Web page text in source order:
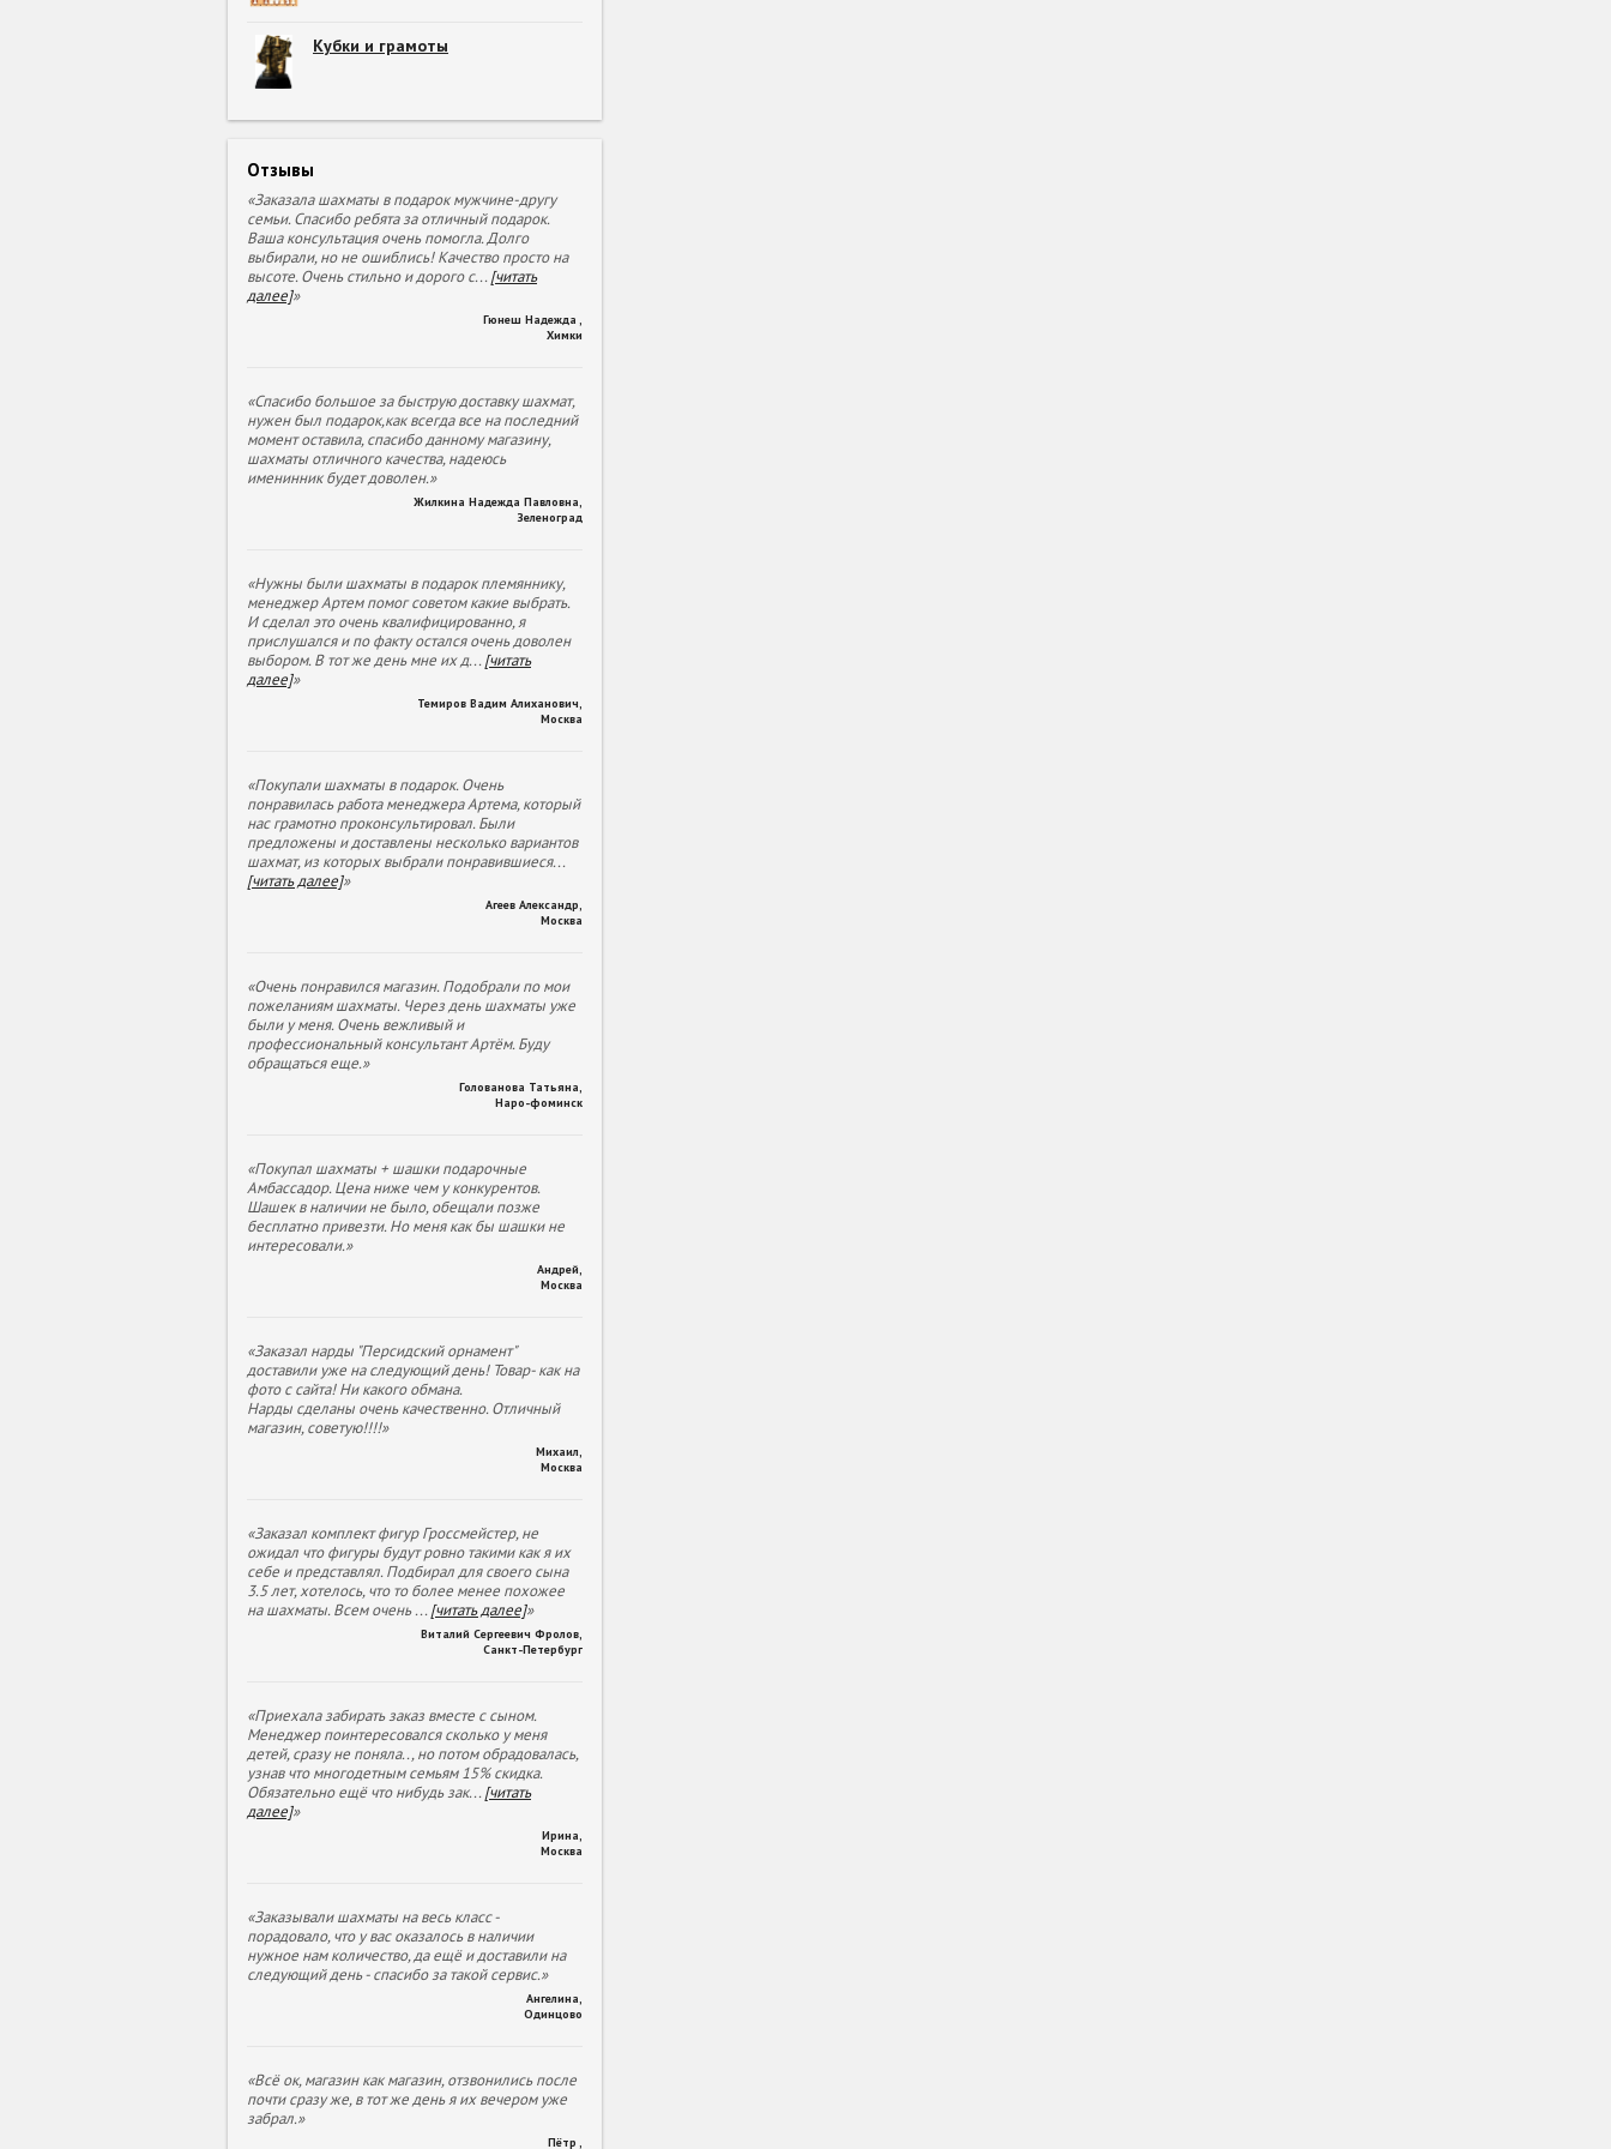
Кубки и грамоты
Отзывы
«Заказала шахматы в подарок мужчине-другу
семьи. Спасибо ребята за отличный подарок.
Ваша консультация очень помогла. Долго
выбирали, но не ошиблись! Качество просто на
высоте. Очень стильно и дорого с...[читать
далее]»
Гюнеш Надежда
Химки
«Спасибо большое за быструю доставку шахмат,
нужен был подарок,как всегда все на последний
момент оставила, спасибо данному магазину,
шахматы отличного качества, надеюсь
именинник будет доволен.»
Жилкина Надежда Павловна
Зеленоград
«Нужны были шахматы в подарок племяннику,
менеджер Артем помог советом какие выбрать.
И сделал это очень квалифицированно, я
прислушался и по факту остался очень доволен
выбором. В тот же день мне их д...[читать
далее]»
Темиров Вадим Алиханович
Москва
«Покупали шахматы в подарок. Очень
понравилась работа менеджера Артема, который
нас грамотно проконсультировал. Были
предложены и доставлены несколько вариантов
шахмат, из которых выбрали понравившиеся...
[читать далее]»
Агеев Александр
Москва
«Очень понравился магазин. Подобрали по мои
пожеланиям шахматы. Через день шахматы уже
были у меня. Очень вежливый и
профессиональный консультант Артём. Буду
обращаться еще.»
Голованова Татьяна
Наро-фоминск
«Покупал шахматы + шашки подарочные
Амбассадор. Цена ниже чем у конкурентов.
Шашек в наличии не было, обещали позже
бесплатно привезти. Но меня как бы шашки не
интересовали.»
Андрей
Москва
«Заказал нарды "Персидский орнамент"
доставили уже на следующий день! Товар- как на
фото с сайта! Ни какого обмана.
Нарды сделаны очень качественно. Отличный
магазин, советую!!!!»
Михаил
Москва
«Заказал комплект фигур Гроссмейстер, не
ожидал что фигуры будут ровно такими как я их
себе и представлял. Подбирал для своего сына
3.5 лет, хотелось, что то более менее похожее
на шахматы. Всем очень...[читать далее]»
Виталий Сергеевич Фролов
Санкт-Петербург
«Приехала забирать заказ вместе с сыном.
Менеджер поинтересовался сколько у меня
детей, сразу не поняла.., но потом обрадовалась,
узнав что многодетным семьям 15% скидка.
Обязательно ещё что нибудь зак...[читать
далее]»
Ирина
Москва
«Заказывали шахматы на весь класс -
порадовало, что у вас оказалось в наличии
нужное нам количество, да ещё и доставили на
следующий день - спасибо за такой сервис.»
Ангелина
Одинцово
«Всё ок, магазин как магазин, отзвонились после
почти сразу же, в тот же день я их вечером уже
забрал.»
Пётр